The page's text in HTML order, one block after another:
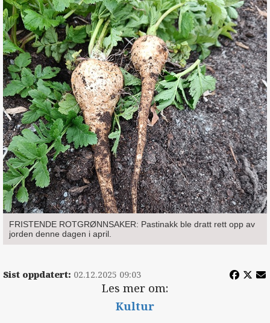
FRISTENDE ROTGRØNNSAKER: Pastinakk ble dratt rett opp av
jorden denne dagen i april.
Sist oppdatert: 02.12.2025 09:03
Les mer om:
Kultur